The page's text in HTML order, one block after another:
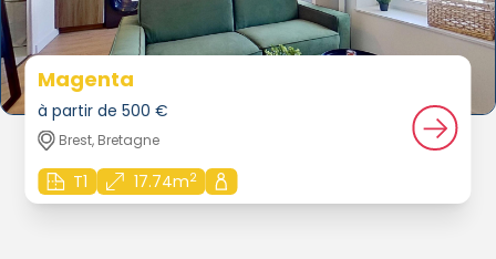
Magenta
à partir de 500 €
Brest, Bretagne
T1 17.74m2